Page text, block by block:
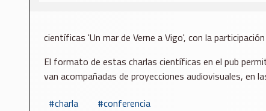
científicas 'Un mar de Verne a Vigo', con la
El formato de estas charlas científicas en el pub
van acompañadas de proyecciones audiovisuales, en
charla
conferencia